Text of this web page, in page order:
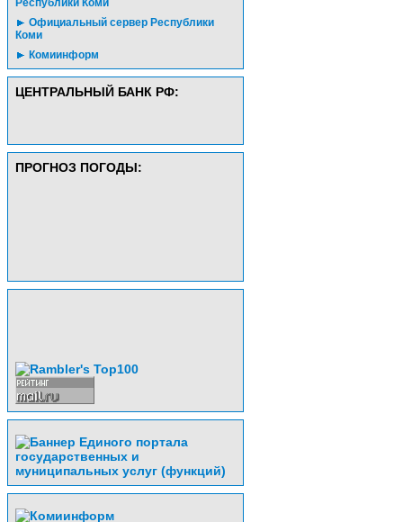
Республики Коми
Официальный сервер Республики
Коми
Комиинформ
ЦЕНТРАЛЬНЫЙ БАНК РФ:
ПРОГНОЗ ПОГОДЫ: